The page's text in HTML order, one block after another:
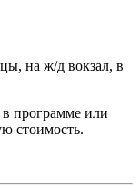
на ж/д вокзал, в
программе или
стоимость.